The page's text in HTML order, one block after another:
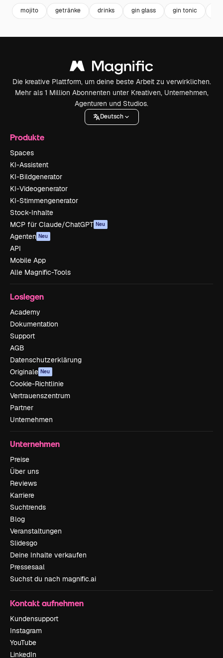
mojito getränke drinks gin glass gin tonic
Die kreative Plattform, um deine beste Arbeit zu verwirklichen.
Mehr als 1 Million Abonnenten unter Kreativen, Unternehmen,
Agenturen und Studios.
Deutsch
Produkte
Spaces
KI-Assistent
KI-Bildgenerator
KI-Videogenerator
KI-Stimmengenerator
Stock-Inhalte
MCP für Claude/ChatGPT Neu
Agenten Neu
API
Mobile App
Alle Magnific-Tools
Loslegen
Academy
Dokumentation
Support
AGB
Datenschutzerklärung
Originale Neu
Cookie-Richtlinie
Vertrauenszentrum
Partner
Unternehmen
Unternehmen
Preise
Über uns
Reviews
Karriere
Suchtrends
Blog
Veranstaltungen
Slidesgo
Deine Inhalte verkaufen
Pressesaal
Suchst du nach magnific.ai
Kontakt aufnehmen
Kundensupport
Instagram
YouTube
LinkedIn